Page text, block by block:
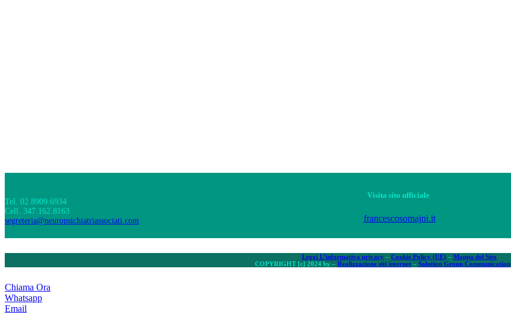
Tel. 02.8909.6934
Cell. 347.162.8163
segreteria@neuropsichiatriassociati.com
Visita sito ufficiale
francescosomajni.it
Leggi L’informativa privacy – Cookie Policy (UE) – Mappa del Sito
COPYRIGHT [c] 2024 by – Realizzazione siti internet – Solution Group Communication
Chiama Ora
Whatsapp
Email